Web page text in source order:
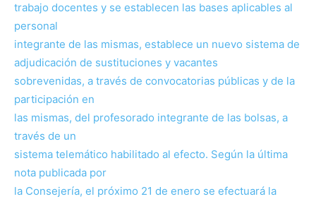
trabajo docentes y se establecen las bases aplicables al
personal
integrante de las mismas, establece un nuevo sistema de
adjudicación de sustituciones y vacantes
sobrevenidas, a través de convocatorias públicas y de la
participación en
las mismas, del profesorado integrante de las bolsas, a
través de un
sistema telemático habilitado al efecto. Según la última
nota publicada por
la Consejería, el próximo 21 de enero se efectuará la